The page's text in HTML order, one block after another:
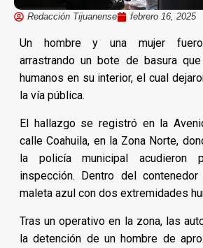
Redacción Tijuanense febrero 16, 2025
Un hombre y una mujer
arrastrando un bote de basura
humanos en su interior, el cual
la vía pública.
El hallazgo se registró en la
calle Coahuila, en la Zona Norte,
la policía municipal acudieron
inspección. Dentro del contenedor
maleta azul con dos extremidades
Tras un operativo en la zona, las
la detención de un hombre de